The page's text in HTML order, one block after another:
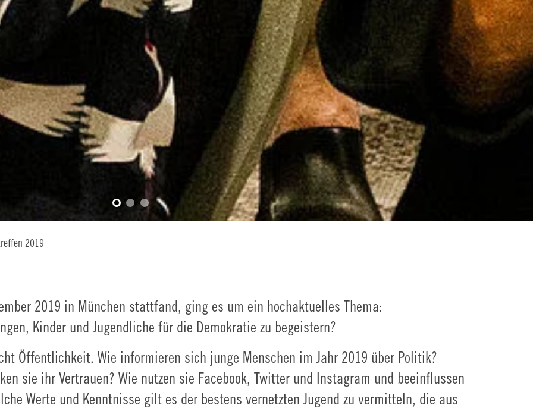
2019
2019 in München stattfand, ging es um ein hochaktuelles Thema:
Kinder und Jugendliche für die Demokratie zu begeistern?
Öffentlichkeit. Wie informieren sich junge Menschen im Jahr 2019 über Politik?
sie ihr Vertrauen? Wie nutzen sie Facebook, Twitter und Instagram und beeinflussen
Werte und Kenntnisse gilt es der bestens vernetzten Jugend zu vermitteln, die aus